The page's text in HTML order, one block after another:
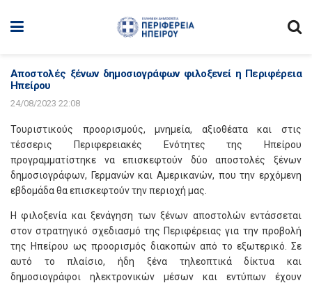
Αποστολές ξένων δημοσιογράφων φιλοξενεί η Περιφέρεια
Ηπείρου
24/08/2023 22:08
Τουριστικούς προορισμούς, μνημεία, αξιοθέατα και στις
τέσσερις Περιφερειακές Ενότητες της Ηπείρου
προγραμματίστηκε να επισκεφτούν δύο αποστολές ξένων
δημοσιογράφων, Γερμανών και Αμερικανών, που την ερχόμενη
εβδομάδα θα επισκεφτούν την περιοχή μας.
Η φιλοξενία και ξενάγηση των ξένων αποστολών εντάσσεται
στον στρατηγικό σχεδιασμό της Περιφέρειας για την προβολή
της Ηπείρου ως προορισμός διακοπών από το εξωτερικό. Σε
αυτό το πλαίσιο, ήδη ξένα τηλεοπτικά δίκτυα και
δημοσιογράφοι ηλεκτρονικών μέσων και εντύπων έχουν